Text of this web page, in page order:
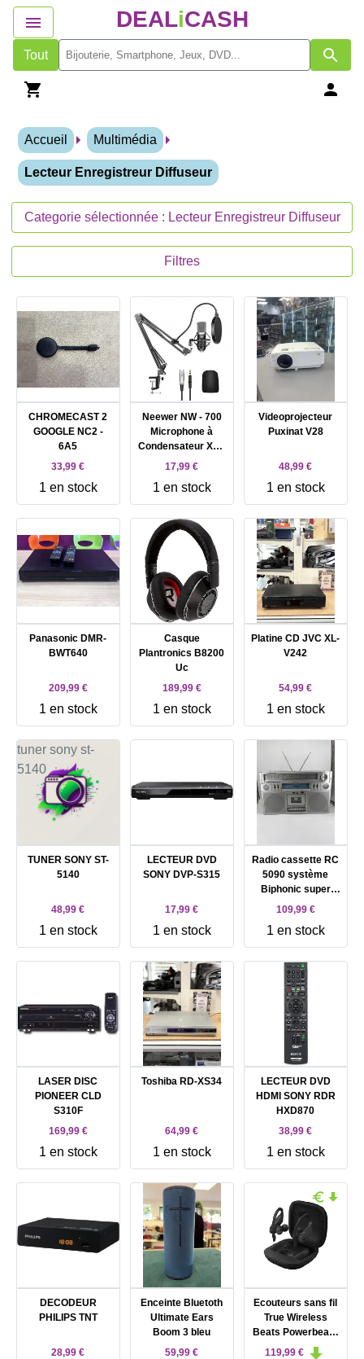
DEALiCASH
Tout
Accueil Multimédia
Lecteur Enregistreur Diffuseur
Categorie sélectionnée : Lecteur Enregistreur Diffuseur
Filtres
CHROMECAST 2
GOOGLE NC2 -
6A5
33,99 €
1 en stock
Neewer NW - 700
Microphone à
Condensateur XLR
Professionnel
Studio & NW - 35
Support de
Microphone à Bras
de Ciseaux
Réglable avec
Shock Mount et Kit
de Pince de
Fixation
17,99 €
1 en stock
Videoprojecteur
Puxinat V28
48,99 €
1 en stock
Panasonic DMR-
BWT640
209,99 €
1 en stock
Casque
Plantronics B8200
Uc
189,99 €
1 en stock
Platine CD JVC XL-
V242
54,99 €
1 en stock
TUNER SONY ST-
5140
48,99 €
1 en stock
LECTEUR DVD
SONY DVP-S315
17,99 €
1 en stock
Radio cassette RC
5090 système
Biphonic super
stéréo
109,99 €
1 en stock
LASER DISC
PIONEER CLD
S310F
169,99 €
1 en stock
Toshiba RD-XS34
64,99 €
1 en stock
LECTEUR DVD
HDMI SONY RDR
HXD870
38,99 €
1 en stock
DECODEUR
PHILIPS TNT
28,99 €
Enceinte Bluetoth
Ultimate Ears
Boom 3 bleu
59,99 €
Ecouteurs sans fil
True Wireless
Beats Powerbeats
Pro Noir
119,99 €